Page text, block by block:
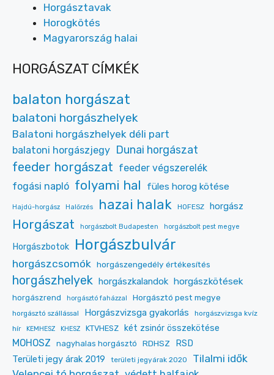
Horgásztavak
Horogkötés
Magyarország halai
HORGÁSZAT CÍMKÉK
balaton horgászat
balatoni horgászhelyek
Balatoni horgászhelyek déli part
balatoni horgászjegy Dunai horgászat
feeder horgászat feeder végszerelék
fogási napló folyami hal füles horog kötése
Hajdú-horgász Halőrzés hazai halak HOFESZ horgász
Horgászat horgászbolt Budapesten horgászbolt pest megye
Horgászbotok Horgászbulvár
horgászcsomók horgászengedély értékesítés
horgászhelyek horgászkalandok horgászkötések
horgászrend horgásztó faházzal Horgásztó pest megye
horgásztó szállással Horgászvizsga gyakorlás
horgászvizsga kvíz
hír
KEMHESZ KHESZ KTVHESZ két zsinór összekötése
MOHOSZ nagyhalas horgásztó RDHSZ RSD
Területi jegy árak 2019 területi jegyárak 2020
Tilalmi idők